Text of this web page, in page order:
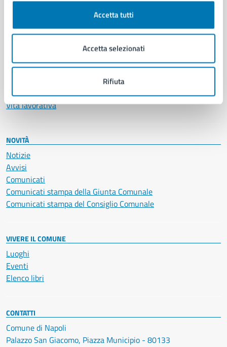
Accetta tutti
Accetta selezionati
Rifiuta
Documenti e certificati
Educazione e formazione
Imprese e commercio
Salute, benessere e assistenza
Servizi Cimiteriali
Vita lavorativa
NOVITÀ
Notizie
Avvisi
Comunicati
Comunicati stampa della Giunta Comunale
Comunicati stampa del Consiglio Comunale
VIVERE IL COMUNE
Luoghi
Eventi
Elenco libri
CONTATTI
Comune di Napoli
Palazzo San Giacomo, Piazza Municipio - 80133